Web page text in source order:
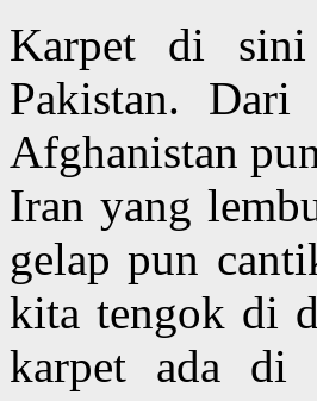
Karpet di sini
Pakistan.
Afghanistan
Iran yang
gelap pun
kita tengok di
karpet ada di